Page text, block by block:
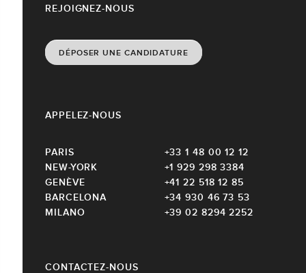
CONTACTEZ-NOUS
REJOIGNEZ-NOUS
DÉPOSER UNE CANDIDATURE
APPELEZ-NOUS
PARIS
+33 1 48 00 12 12
NEW-YORK
+1 929 298 3384
GENÈVE
+41 22 518 12 85
BARCELONA
+34 930 46 73 53
MILANO
+39 02 8294 2252